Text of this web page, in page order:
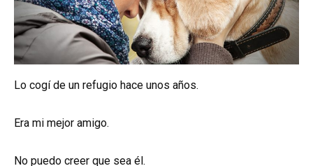
Lo cogí de un refugio hace unos años.
Era mi mejor amigo.
No puedo creer que sea él.